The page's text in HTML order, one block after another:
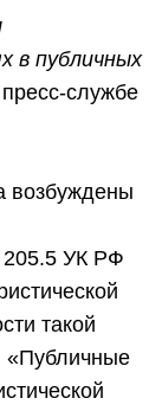
в публичных
службе
возбуждены
205.5 УК РФ
такой
«Публичные